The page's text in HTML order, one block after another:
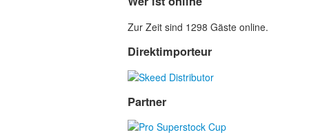
Zur Zeit sind 1298 Gäste online.
Direktimporteur
Partner